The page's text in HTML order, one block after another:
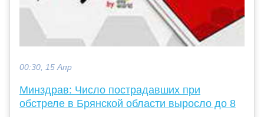
00:30, 15 Апр
Минздрав: Число пострадавших при
обстреле в Брянской области выросло до 8